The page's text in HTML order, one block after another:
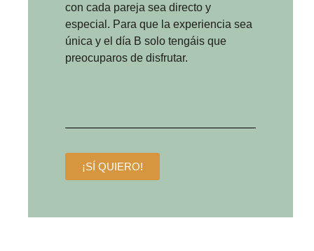
con cada pareja sea directo y
especial. Para que la experiencia sea
única y el día B solo tengáis que
preocuparos de disfrutar.
¡SÍ QUIERO!